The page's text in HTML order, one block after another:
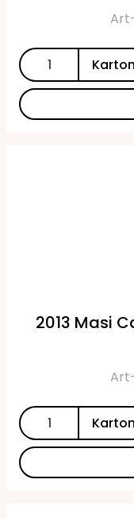
2013 Masi